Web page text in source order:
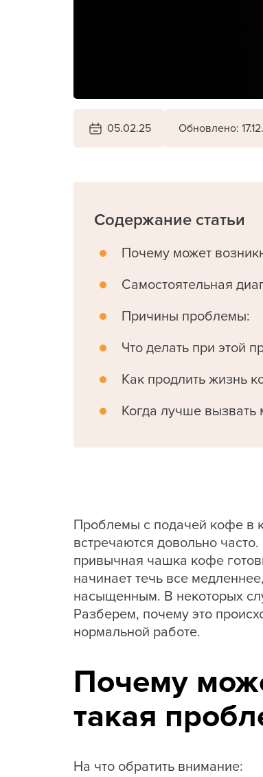
05.02.25 Обновлено:
Содержание статьи
Почему может
Самостоятельная
Причины проблемы:
Что делать при этой
Как продлить жизнь
Когда лучше вызвать
Проблемы с подачей кофе в
встречаются довольно
привычная чашка кофе
начинает течь все
насыщенным. В некоторых
Разберем, почему это
нормальной работе.
Почему
такая
На что обратить внимание: